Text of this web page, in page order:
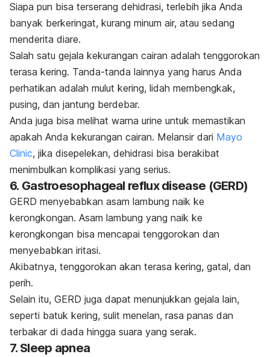
Siapa pun bisa terserang dehidrasi, terlebih jika Anda
banyak berkeringat, kurang minum air, atau sedang
menderita diare.
Salah satu gejala kekurangan cairan adalah tenggorokan
terasa kering. Tanda-tanda lainnya yang harus Anda
perhatikan adalah mulut kering, lidah membengkak,
pusing, dan jantung berdebar.
Anda juga bisa melihat warna urine untuk memastikan
apakah Anda kekurangan cairan. Melansir dari Mayo
Clinic, jika disepelekan, dehidrasi bisa berakibat
menimbulkan komplikasi yang serius.
6. Gastroesophageal reflux disease (GERD)
GERD menyebabkan asam lambung naik ke
kerongkongan. Asam lambung yang naik ke
kerongkongan bisa mencapai tenggorokan dan
menyebabkan iritasi.
Akibatnya, tenggorokan akan terasa kering, gatal, dan
perih.
Selain itu, GERD juga dapat menunjukkan gejala lain,
seperti batuk kering, sulit menelan, rasa panas dan
terbakar di dada hingga suara yang serak.
7. Sleep apnea